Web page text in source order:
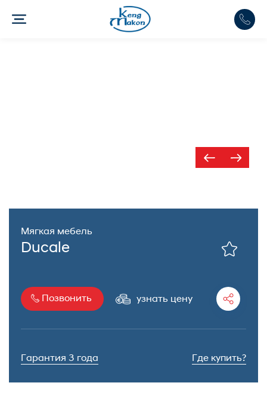
Мягкая мебель
Ducale
Позвонить узнать цену
Гарантия 3 года Где купить?